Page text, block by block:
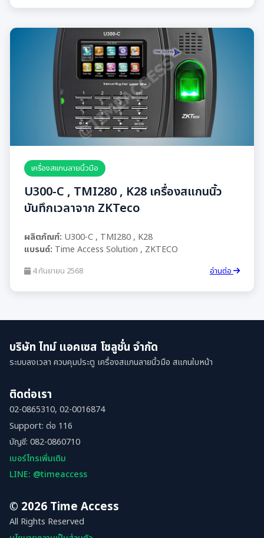
เครื่องสแกนลายนิ้วมือ
U300-C , TMI280 , K28 เครื่องสแกนนิ้ว
บันทึกเวลาจาก ZKTeco
ผลิตภัณฑ์: U300-C , TMI280 , K28
แบรนด์: Time Access Solution , ZKTECO
4 กันยายน 2568 อ่านต่อ
บริษัท ไทม์ แอคเซส โซลูชั่น จำกัด
ระบบลงเวลา ควบคุมประตู เครื่องสแกนลายนิ้วมือ สแกนใบหน้า
ติดต่อเรา
02-0865310, 02-0016874
Support: ต่อ 116
บัญชี: 082-0860710
เบอร์โทรเพิ่มเติม
LINE: @timeaccess
© 2026 Time Access
All Rights Reserved